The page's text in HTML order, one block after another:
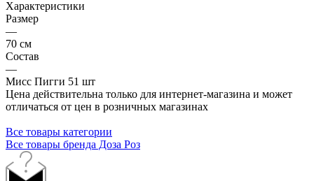
Характеристики
Размер
—
70 см
Состав
—
Мисс Пигги 51 шт
Цена действительна только для интернет-магазина и может
отличаться от цен в розничных магазинах
Все товары категории
Все товары бренда Доза Роз